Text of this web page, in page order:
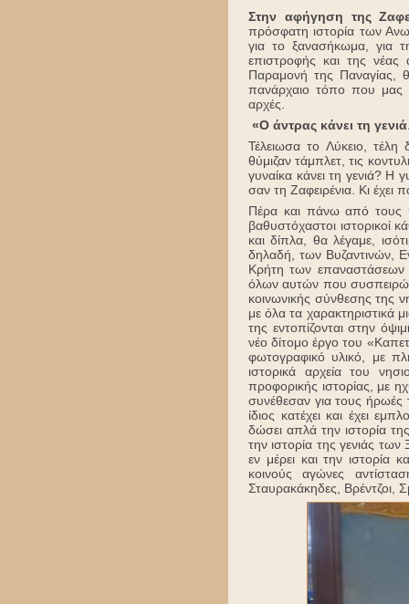
Στην αφήγηση της
πρόσφατη ιστορία των
για το ξανασήκωμα, για
επιστροφής και της
Παραμονή της Παναγίας,
πανάρχαιο τόπο που μας
αρχές.
«Ο άντρας κάνει τη
Τέλειωσα το Λύκειο,
θύμιζαν τάμπλετ, τις
γυναίκα κάνει τη γενιά? Η
σαν τη Ζαφειρένια. Κι έχει
Πέρα και πάνω από τους
βαθυστόχαστοι ιστορικοί
και δίπλα, θα λέγαμε,
δηλαδή, των Βυζαντινών,
Κρήτη των επαναστάσεων
όλων αυτών που
κοινωνικής σύνθεσης της
με όλα τα χαρακτηριστικά
της εντοπίζονται στην
νέο δίτομο έργο του
φωτογραφικό υλικό, με
ιστορικά αρχεία του
προφορικής ιστορίας, με
συνέθεσαν για τους ήρωές
ίδιος κατέχει και έχει
δώσει απλά την ιστορία
την ιστορία της γενιάς
εν μέρει και την ιστορία
κοινούς αγώνες
Σταυρακάκηδες, Βρέντζοι,